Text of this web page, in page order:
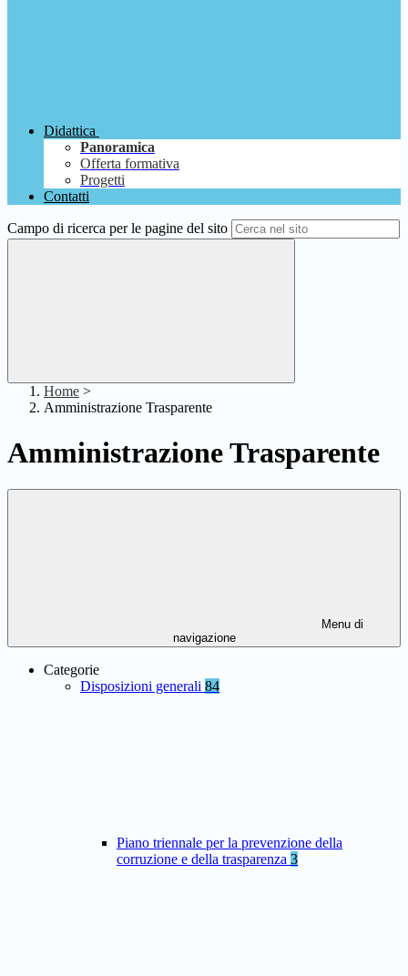
Didattica
Panoramica
Offerta formativa
Progetti
Contatti
Campo di ricerca per le pagine del sito
Home >
Amministrazione Trasparente
Amministrazione Trasparente
Menu di
navigazione
Categorie
Disposizioni generali 84
Piano triennale per la prevenzione della
corruzione e della trasparenza 3